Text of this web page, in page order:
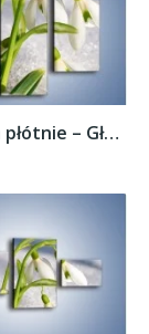
Obraz na płótnie – Głęboko zanurzony...